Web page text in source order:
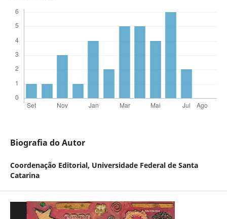
Biografia do Autor
Coordenação Editorial, Universidade Federal de Santa
Catarina